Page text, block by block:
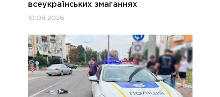
всеукраїнських змаганнях
10.08.2026